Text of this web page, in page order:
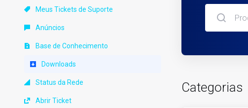
Meus Tickets de Suporte
Anúncios
Base de Conhecimento
Downloads
Status da Rede
Abrir Ticket
Categorias